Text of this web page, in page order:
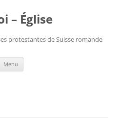
– Église
protestantes de Suisse romande
Menu